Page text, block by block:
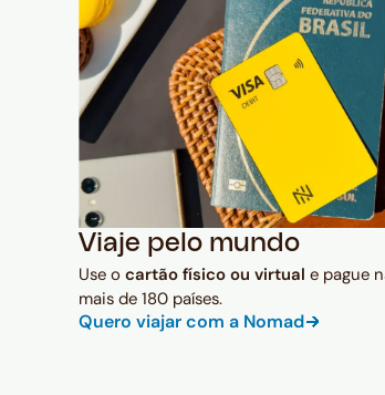
Viaje pelo mundo
Use o cartão físico ou virtual e pague
mais de 180 países.
Quero viajar com a Nomad